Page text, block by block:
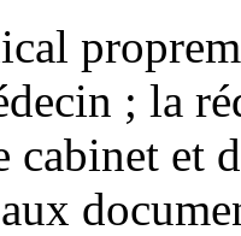
; la
cabinet et